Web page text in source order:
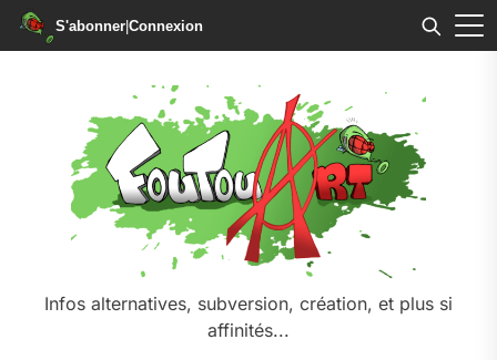
S'abonner|Connexion
Infos alternatives, subversion, création, et plus si
affinités...